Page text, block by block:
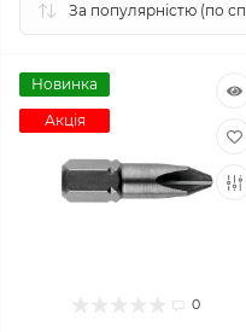
Новинка
Акція
0